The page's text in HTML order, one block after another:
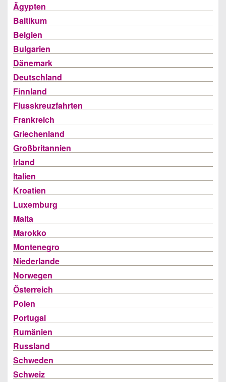
Ägypten
Baltikum
Belgien
Bulgarien
Dänemark
Deutschland
Finnland
Flusskreuzfahrten
Frankreich
Griechenland
Großbritannien
Irland
Italien
Kroatien
Luxemburg
Malta
Marokko
Montenegro
Niederlande
Norwegen
Österreich
Polen
Portugal
Rumänien
Russland
Schweden
Schweiz